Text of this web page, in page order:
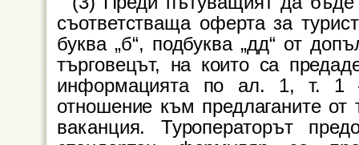
съответстваща оферта за
буква „б“, подбуква „дд“ от
търговецът, на които са
информацията по ал. 1, т. 1
отношение към предлаганите от
ваканция. Туроператорът